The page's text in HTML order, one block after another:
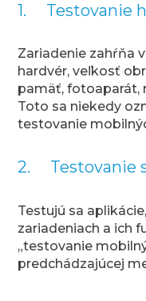
1. Testovanie
Zariadenie zahŕňa
hardvér, veľkosť
pamäť, fotoaparát,
Toto sa niekedy
testovanie
2. Testovanie
Testujú sa
zariadeniach a ich
„testovanie
predchádzajúcej